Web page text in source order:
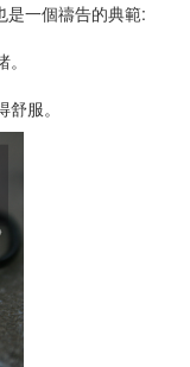
是一個禱告的典範:
服。